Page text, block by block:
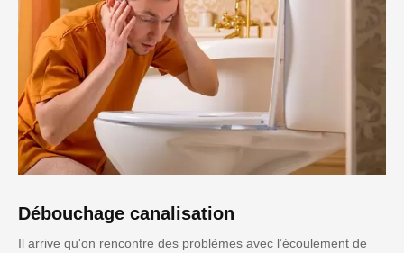
Débouchage canalisation
Il arrive qu'on rencontre des problèmes avec l’écoulement de